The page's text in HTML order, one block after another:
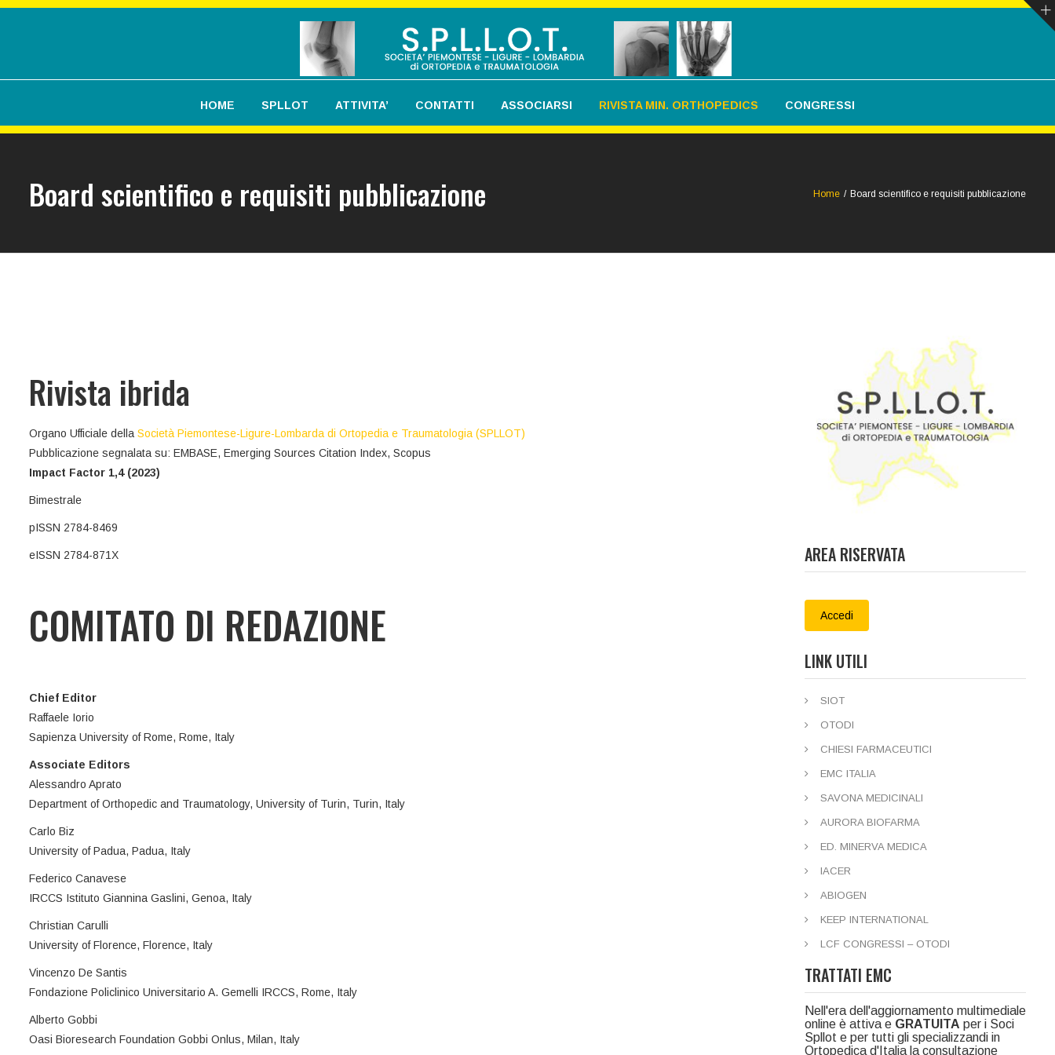
HOME SPLLOT ATTIVITA’ CONTATTI ASSOCIARSI RIVISTA MIN. ORTHOPEDICS CONGRESSI
Board scientifico e requisiti pubblicazione Home / Board scientifico e requisiti pubblicazione
Rivista ibrida
Organo Ufficiale della Società Piemontese-Ligure-Lombarda di Ortopedia e Traumatologia (SPLLOT)
Pubblicazione segnalata su: EMBASE, Emerging Sources Citation Index, Scopus
Impact Factor 1,4 (2023)
Bimestrale
pISSN 2784-8469
eISSN 2784-871X
COMITATO DI REDAZIONE
Chief Editor
Raffaele Iorio
Sapienza University of Rome, Rome, Italy
Associate Editors
Alessandro Aprato
Department of Orthopedic and Traumatology, University of Turin, Turin, Italy
Carlo Biz
University of Padua, Padua, Italy
Federico Canavese
IRCCS Istituto Giannina Gaslini, Genoa, Italy
Christian Carulli
University of Florence, Florence, Italy
Vincenzo De Santis
Fondazione Policlinico Universitario A. Gemelli IRCCS, Rome, Italy
Alberto Gobbi
Oasi Bioresearch Foundation Gobbi Onlus, Milan, Italy
AREA RISERVATA
Accedi
LINK UTILI
SIOT
OTODI
CHIESI FARMACEUTICI
EMC ITALIA
SAVONA MEDICINALI
AURORA BIOFARMA
ED. MINERVA MEDICA
IACER
ABIOGEN
KEEP INTERNATIONAL
LCF CONGRESSI – OTODI
TRATTATI EMC
Nell'era dell'aggiornamento multimediale
online è attiva e GRATUITA per i Soci
Spllot e per tutti gli specializzandi in
Ortopedica d'Italia la consultazione